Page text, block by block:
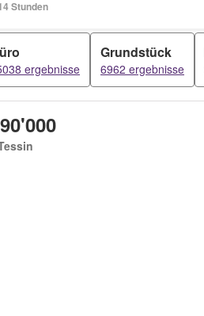
Stunden
ergebnisse
Grundstück
6962 ergebnisse